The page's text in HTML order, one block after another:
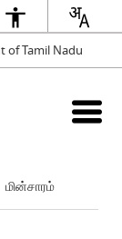
of Tamil Nadu
மின்சாரம்